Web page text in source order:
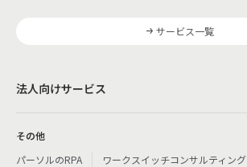
サービス一覧
法人向けサービス
その他
パーソルのRPA
ワークスイッチコンサルティング